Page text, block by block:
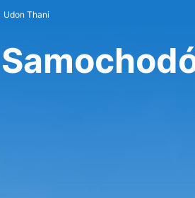
Udon Thani